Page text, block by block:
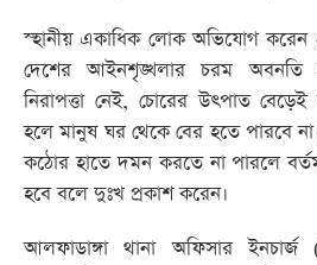
স্হানীয় একাধিক লোক অভিযোগ
দেশের আইনশৃঙ্খলার চরম অবনতি
নিরাপত্তা নেই, চোরের উৎপাত
হলে মানুষ ঘর থেকে বের হতে পারবে
কঠোর হাতে দমন করতে না পারলে
হবে বলে দুঃখ প্রকাশ করেন।
আলফাডাঙ্গা থানা অফিসার